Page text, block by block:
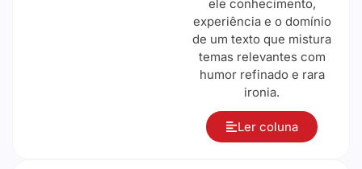
ele conhecimento,
experiência e o domínio
de um texto que mistura
temas relevantes com
humor refinado e rara
ironia.
Ler coluna